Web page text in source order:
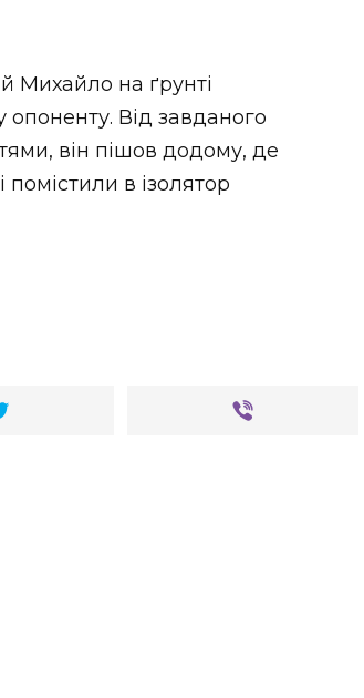
Михайло на ґрунті
Від завданого
він пішов додому, де
в ізолятор